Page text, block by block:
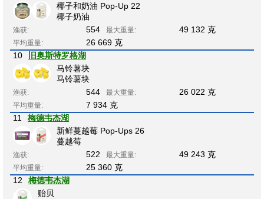
椰子和奶油 Pop-Up 22
椰子奶油
渔获: 554 最大重量: 49 132 克
平均重量:
26 669 克
10
旧奥斯特罗格湖
马铃薯块
马铃薯块
渔获: 544 最大重量: 26 022 克
平均重量:
7 934 克
11
梅德韦杰湖
新鲜蔓越莓 Pop-Ups 26
蔓越莓
渔获: 522 最大重量: 49 243 克
平均重量:
25 360 克
12
梅德韦杰湖
贻贝